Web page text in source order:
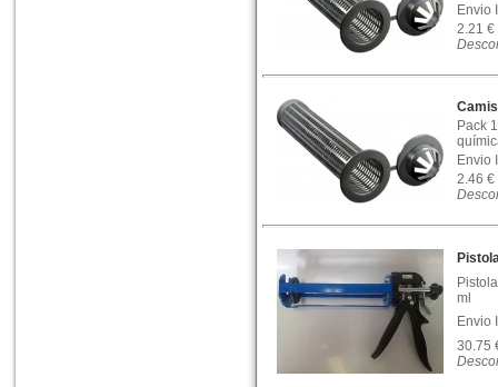
Envio
2.21 €
Pack
Envio
2.46 €
ml
Envio
30.75